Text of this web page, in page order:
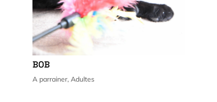
BOB
A parrainer,Adultes